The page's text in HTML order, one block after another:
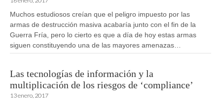
Muchos estudiosos creían que el peligro impuesto por las
armas de destrucción masiva acabaría junto con el fin de la
Guerra Fría, pero lo cierto es que a día de hoy estas armas
siguen constituyendo una de las mayores amenazas…
Las tecnologías de información y la
multiplicación de los riesgos de ‘compliance’
13 enero, 2017